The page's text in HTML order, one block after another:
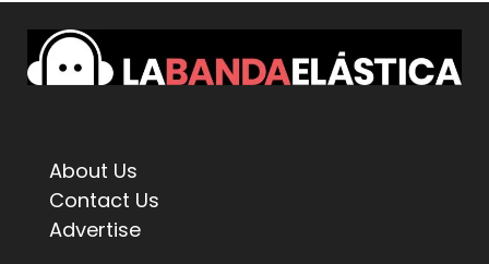
About Us
Contact Us
Advertise